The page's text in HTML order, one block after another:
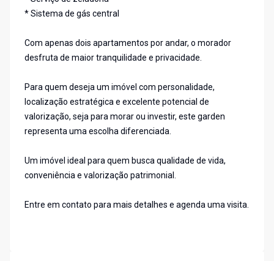
* Sistema de gás central
Com apenas dois apartamentos por andar, o morador
desfruta de maior tranquilidade e privacidade.
Para quem deseja um imóvel com personalidade,
localização estratégica e excelente potencial de
valorização, seja para morar ou investir, este garden
representa uma escolha diferenciada.
Um imóvel ideal para quem busca qualidade de vida,
conveniência e valorização patrimonial.
Entre em contato para mais detalhes e agenda uma visita.